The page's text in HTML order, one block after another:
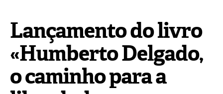
Lançamento do livro
«Humberto Delgado,
o caminho para a